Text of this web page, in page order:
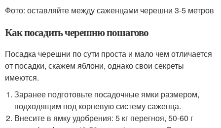
Фото: оставляйте между саженцами черешни 3-5 метров
Как посадить черешню пошагово
Посадка черешни по сути проста и мало чем отличается
от посадки, скажем яблони, однако свои секреты
имеются.
Заранее подготовьте посадочные ямки размером,
подходящим под корневую систему саженца.
Внесите в ямку удобрения: 5 кг перегноя, 50-60 г